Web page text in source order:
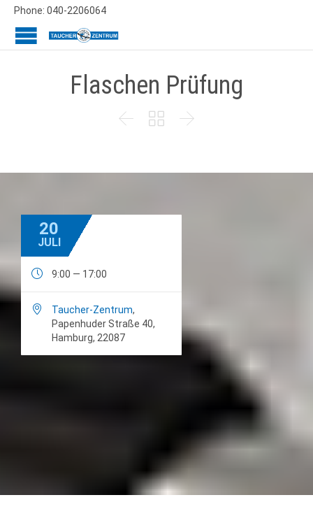
Phone: 040-2206064
Flaschen Prüfung
  
20
JULI
 9:00 — 17:00
 Taucher-Zentrum,
Papenhuder Straße 40,
Hamburg, 22087